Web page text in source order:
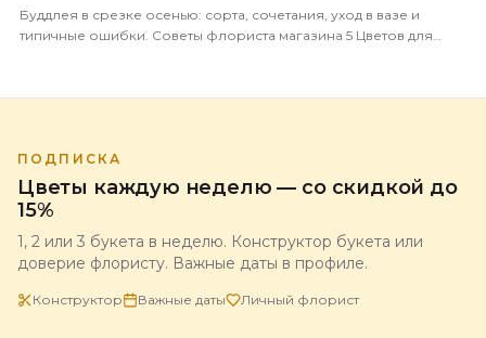
Буддлея в срезке осенью: сорта, сочетания, уход в вазе и
типичные ошибки. Советы флориста магазина 5 Цветов для
ПОДПИСКА
Цветы каждую неделю — со скидкой до
15%
1, 2 или 3 букета в неделю. Конструктор букета или
доверие флористу. Важные даты в профиле.
Конструктор Важные даты Личный флорист